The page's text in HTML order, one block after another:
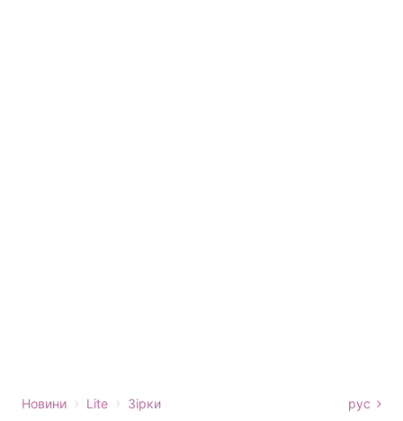
Новини › Lite › Зірки рус